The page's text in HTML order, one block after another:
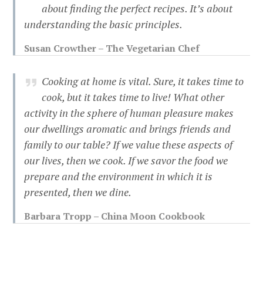
about finding the perfect recipes. It’s about
understanding the basic principles.
Susan Crowther – The Vegetarian Chef
Cooking at home is vital. Sure, it takes time to
cook, but it takes time to live! What other
activity in the sphere of human pleasure makes
our dwellings aromatic and brings friends and
family to our table? If we value these aspects of
our lives, then we cook. If we savor the food we
prepare and the environment in which it is
presented, then we dine.
Barbara Tropp – China Moon Cookbook